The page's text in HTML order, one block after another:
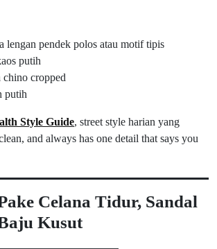
lengan pendek polos atau motif tipis
putih
chino cropped
putih
Style Guide, street style harian yang
and always has one detail that says you
Celana Tidur, Sandal
Kusut